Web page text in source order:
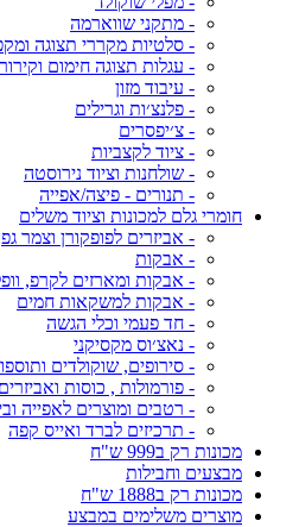
- מתקני שווארמה
- סלטיות מקררי תצוגה
- עגלות תצוגה חימום וקירור
- עיבוד מזון
- פלנצ׳ות וגרילים
- צ׳יפסרים
- ציוד לקצביות
- שולחנות וציוד נירוסטה
- תנורים - פיצה/אפייה
חומרי גלם למכונות וציוד משלים
- אביזרים לפופקורן וצמר
- אבקות
- אבקות ומארזים לקרפ,
- אבקות למשקאות חמים
- חד פעמי וכלי הגשה
- נאצ׳וס מקסיקני
- סירופים, שוקולדים
- פורמולות , כוסות
- רטבים ומוצרים לאפייה
- תרכיזים לברד ואייס קפה
מכונות רק ב999 ש"ח
מבצעים וחבילות
מכונות רק ב1888 ש"ח
מוצרים משלימים במבצע